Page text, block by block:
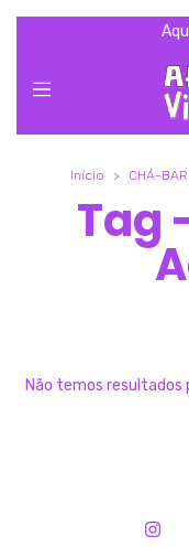
Início > CHÁ-
Tag
Não temos resultados